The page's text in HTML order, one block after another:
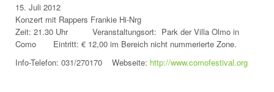
15. Juli 2012
Konzert mit Rappers Frankie Hi-Nrg
Zeit: 21.30 Uhr Veranstaltungsort: Park der Villa Olmo in
Como Eintritt: € 12,00 im Bereich nicht nummerierte Zone.
Info-Telefon: 031/270170 Webseite: http://www.comofestival.org